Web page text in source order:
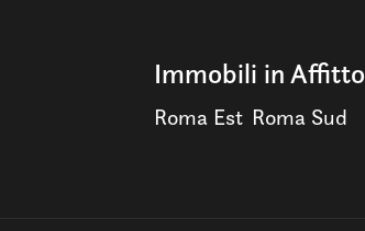
Immobili in Affitto
Roma Est Roma Sud